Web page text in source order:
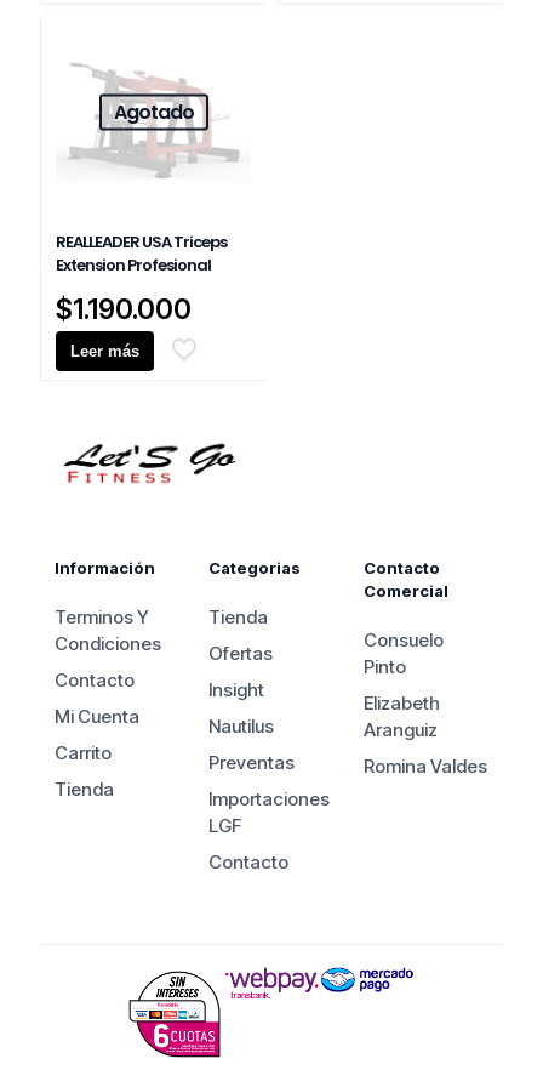
Agotado
REALLEADER USA Triceps
Extension Profesional
$1.190.000
Leer más
Información
Terminos Y
Condiciones
Contacto
Mi Cuenta
Carrito
Tienda
Categorias
Tienda
Ofertas
Insight
Nautilus
Preventas
Importaciones
LGF
Contacto
Contacto
Comercial
Consuelo
Pinto
Elizabeth
Aranguiz
Romina Valdes